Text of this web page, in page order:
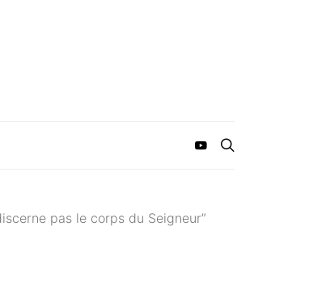
pas le corps du Seigneur”